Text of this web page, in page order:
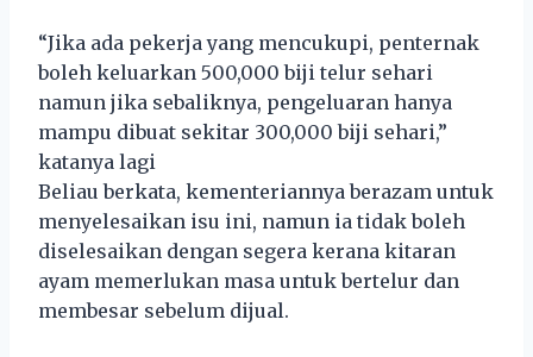
“Jika ada pekerja yang mencukupi, penternak
boleh keluarkan 500,000 biji telur sehari
namun jika sebaliknya, pengeluaran hanya
mampu dibuat sekitar 300,000 biji sehari,”
katanya lagi
Beliau berkata, kementeriannya berazam untuk
menyelesaikan isu ini, namun ia tidak boleh
diselesaikan dengan segera kerana kitaran
ayam memerlukan masa untuk bertelur dan
membesar sebelum dijual.